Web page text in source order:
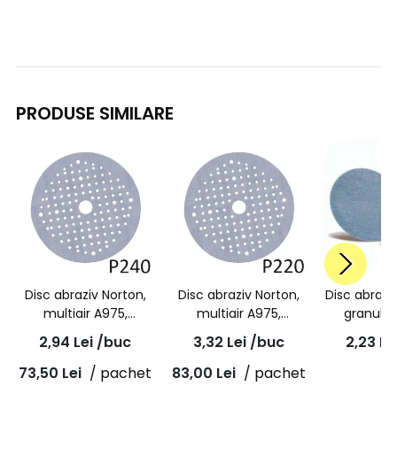
PRODUSE SIMILARE
Disc abraziv Norton,
multiair A975,
granulatie P240,
prindere velcro,
diametru 150mm
2,94 Lei /buc
73,50 Lei / pachet
Disc abraziv Norton,
multiair A975,
granulatie P220,
prindere velcro,
diametru 150mm
3,32 Lei /buc
83,00 Lei / pachet
Disc
Repair,
2,23